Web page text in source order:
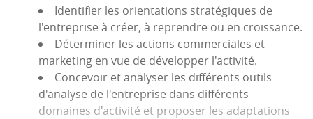
Identifier les orientations stratégiques de
l'entreprise à créer, à reprendre ou en croissance.
Déterminer les actions commerciales et
marketing en vue de développer l'activité.
Concevoir et analyser les différents outils
d'analyse de l'entreprise dans différents
domaines d'activité et proposer les adaptations